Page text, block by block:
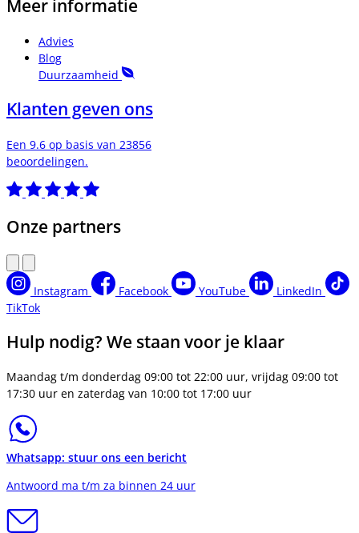
Meer informatie
Advies
Blog
Duurzaamheid
Klanten geven ons
Een 9.6 op basis van 23856
beoordelingen.
Onze partners
Instagram Facebook YouTube
LinkedIn
TikTok
Hulp nodig? We staan voor je klaar
Maandag t/m donderdag 09:00 tot 22:00 uur, vrijdag 09:00 tot
17:30 uur en zaterdag van 10:00 tot 17:00 uur
Whatsapp: stuur ons een bericht
Antwoord ma t/m za binnen 24 uur